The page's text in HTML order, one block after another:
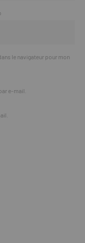
le navigateur pour mon
e-mail.